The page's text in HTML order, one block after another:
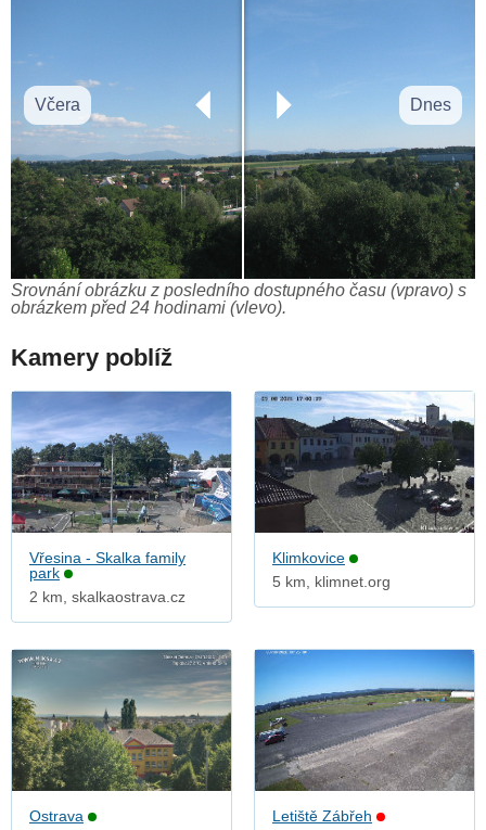
Včera Dnes
Srovnání obrázku z posledního dostupného času (vpravo) s
obrázkem před 24 hodinami (vlevo).
Kamery poblíž
Vřesina - Skalka family
park
2 km, skalkaostrava.cz
Klimkovice
5 km, klimnet.org
Ostrava
Letiště Zábřeh